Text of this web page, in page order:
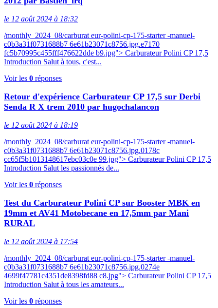
le 12 août 2024 à 18:32
/monthly_2024_08/carburat eur-polini-cp-175-starter -manuel-
c0b3a31f0731688b7 6e61b23071c8756.jpg.e7170
fc5b70995c455fff476622dde b9.jpg"> Carburateur Polini CP 17,5
Introduction Salut à tous, c'est...
Voir les 0 réponses
Retour d'expérience Carburateur CP 17,5 sur Derbi
Senda R X trem 2010 par hugochalancon
le 12 août 2024 à 18:19
/monthly_2024_08/carburat eur-polini-cp-175-starter -manuel-
c0b3a31f0731688b7 6e61b23071c8756.jpg.0178c
cc65f5b1013148617ebc03c0e 99.jpg"> Carburateur Polini CP 17,5
Introduction Salut les passionnés de...
Voir les 0 réponses
Test du Carburateur Polini CP sur Booster MBK en
19mm et AV41 Motobecane en 17,5mm par Mani
RURAL
le 12 août 2024 à 17:54
/monthly_2024_08/carburat eur-polini-cp-175-starter -manuel-
c0b3a31f0731688b7 6e61b23071c8756.jpg.0274e
4699f47781c4351de8398fd88 c8.jpg"> Carburateur Polini CP 17,5
Introduction Salut à tous les amateurs...
Voir les 0 réponses